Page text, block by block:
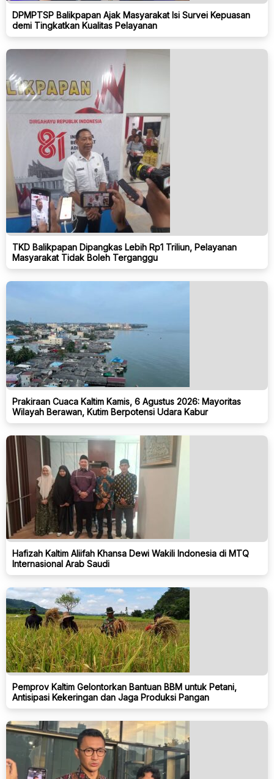
DPMPTSP Balikpapan Ajak Masyarakat Isi Survei Kepuasan
demi Tingkatkan Kualitas Pelayanan
TKD Balikpapan Dipangkas Lebih Rp1 Triliun, Pelayanan
Masyarakat Tidak Boleh Terganggu
Prakiraan Cuaca Kaltim Kamis, 6 Agustus 2026: Mayoritas
Wilayah Berawan, Kutim Berpotensi Udara Kabur
Hafizah Kaltim Aliifah Khansa Dewi Wakili Indonesia di MTQ
Internasional Arab Saudi
Pemprov Kaltim Gelontorkan Bantuan BBM untuk Petani,
Antisipasi Kekeringan dan Jaga Produksi Pangan